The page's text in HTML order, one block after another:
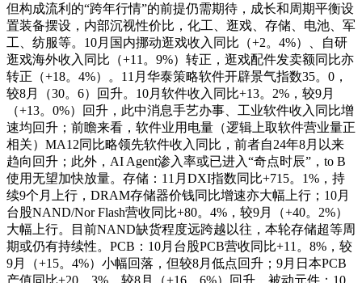
但构成流利的“跨年行情”的前提仍需期待，成长和周期平衡设
置装备摆设，内部沉视性价比，化工、逛戏、存储、电池、军
工、纺服等。10月国内挪动逛戏收入同比（+2。4%）、自研
逛戏海外收入同比（+11。9%）转正，逛戏配件发卖额同比亦
转正（+18。4%）。11月华泰策略软件开辟景气指数35。0，
较8月（30。6）回升。10月软件收入同比+13。2%，较9月
（+13。0%）回升，此中消息手艺办事、工业软件收入同比增
速均回升；前瞻来看，软件业用电量（逻辑上取软件营业量正
相关）MA12同比略领先软件收入同比，前者自24年8月以来
趋向回升；此外，AI Agent渗入率或已进入“奇点时辰”，to B
使用无望加快放量。存储：11月DXI指数同比+715。1%，持
续9个月上行，DRAM存储器价钱同比增速亦大幅上行；10月
台股NAND/Nor Flash营收同比+80。4%，较9月（+40。2%）
大幅上行。目前NAND缺货程度远跨越以往，本轮存储超等周
期或仍有持续性。PCB：10月台股PCB营收同比+11。8%，较
9月（+15。4%）小幅回落，但较8月低点回升；9月日本PCB
产值同比+20。3%，较8月（+16。6%）回升。被动元件：10